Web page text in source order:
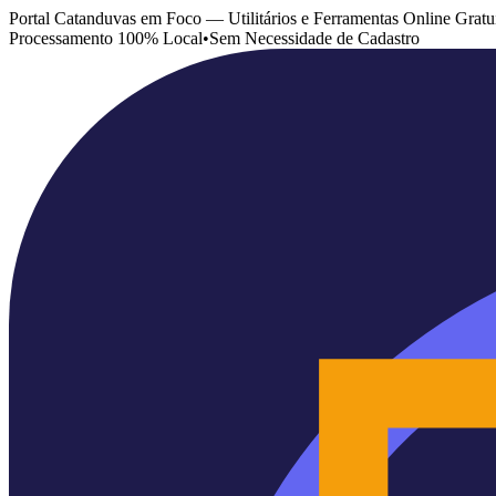
Portal Catanduvas em Foco — Utilitários e Ferramentas Online
Processamento 100% Local•Sem Necessidade de Cadastro